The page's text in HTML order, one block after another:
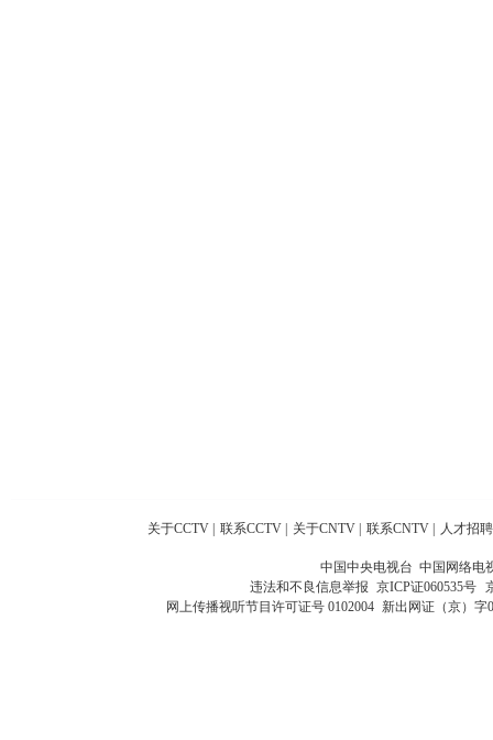
关于CCTV 联系CCTV 关于CNTV 联系CNTV 人才招聘
中国中央电视台 中国网络电
违法和不良信息举报 京ICP证060535号
网上传播视听节目许可证号 0102004 新出网证（京）